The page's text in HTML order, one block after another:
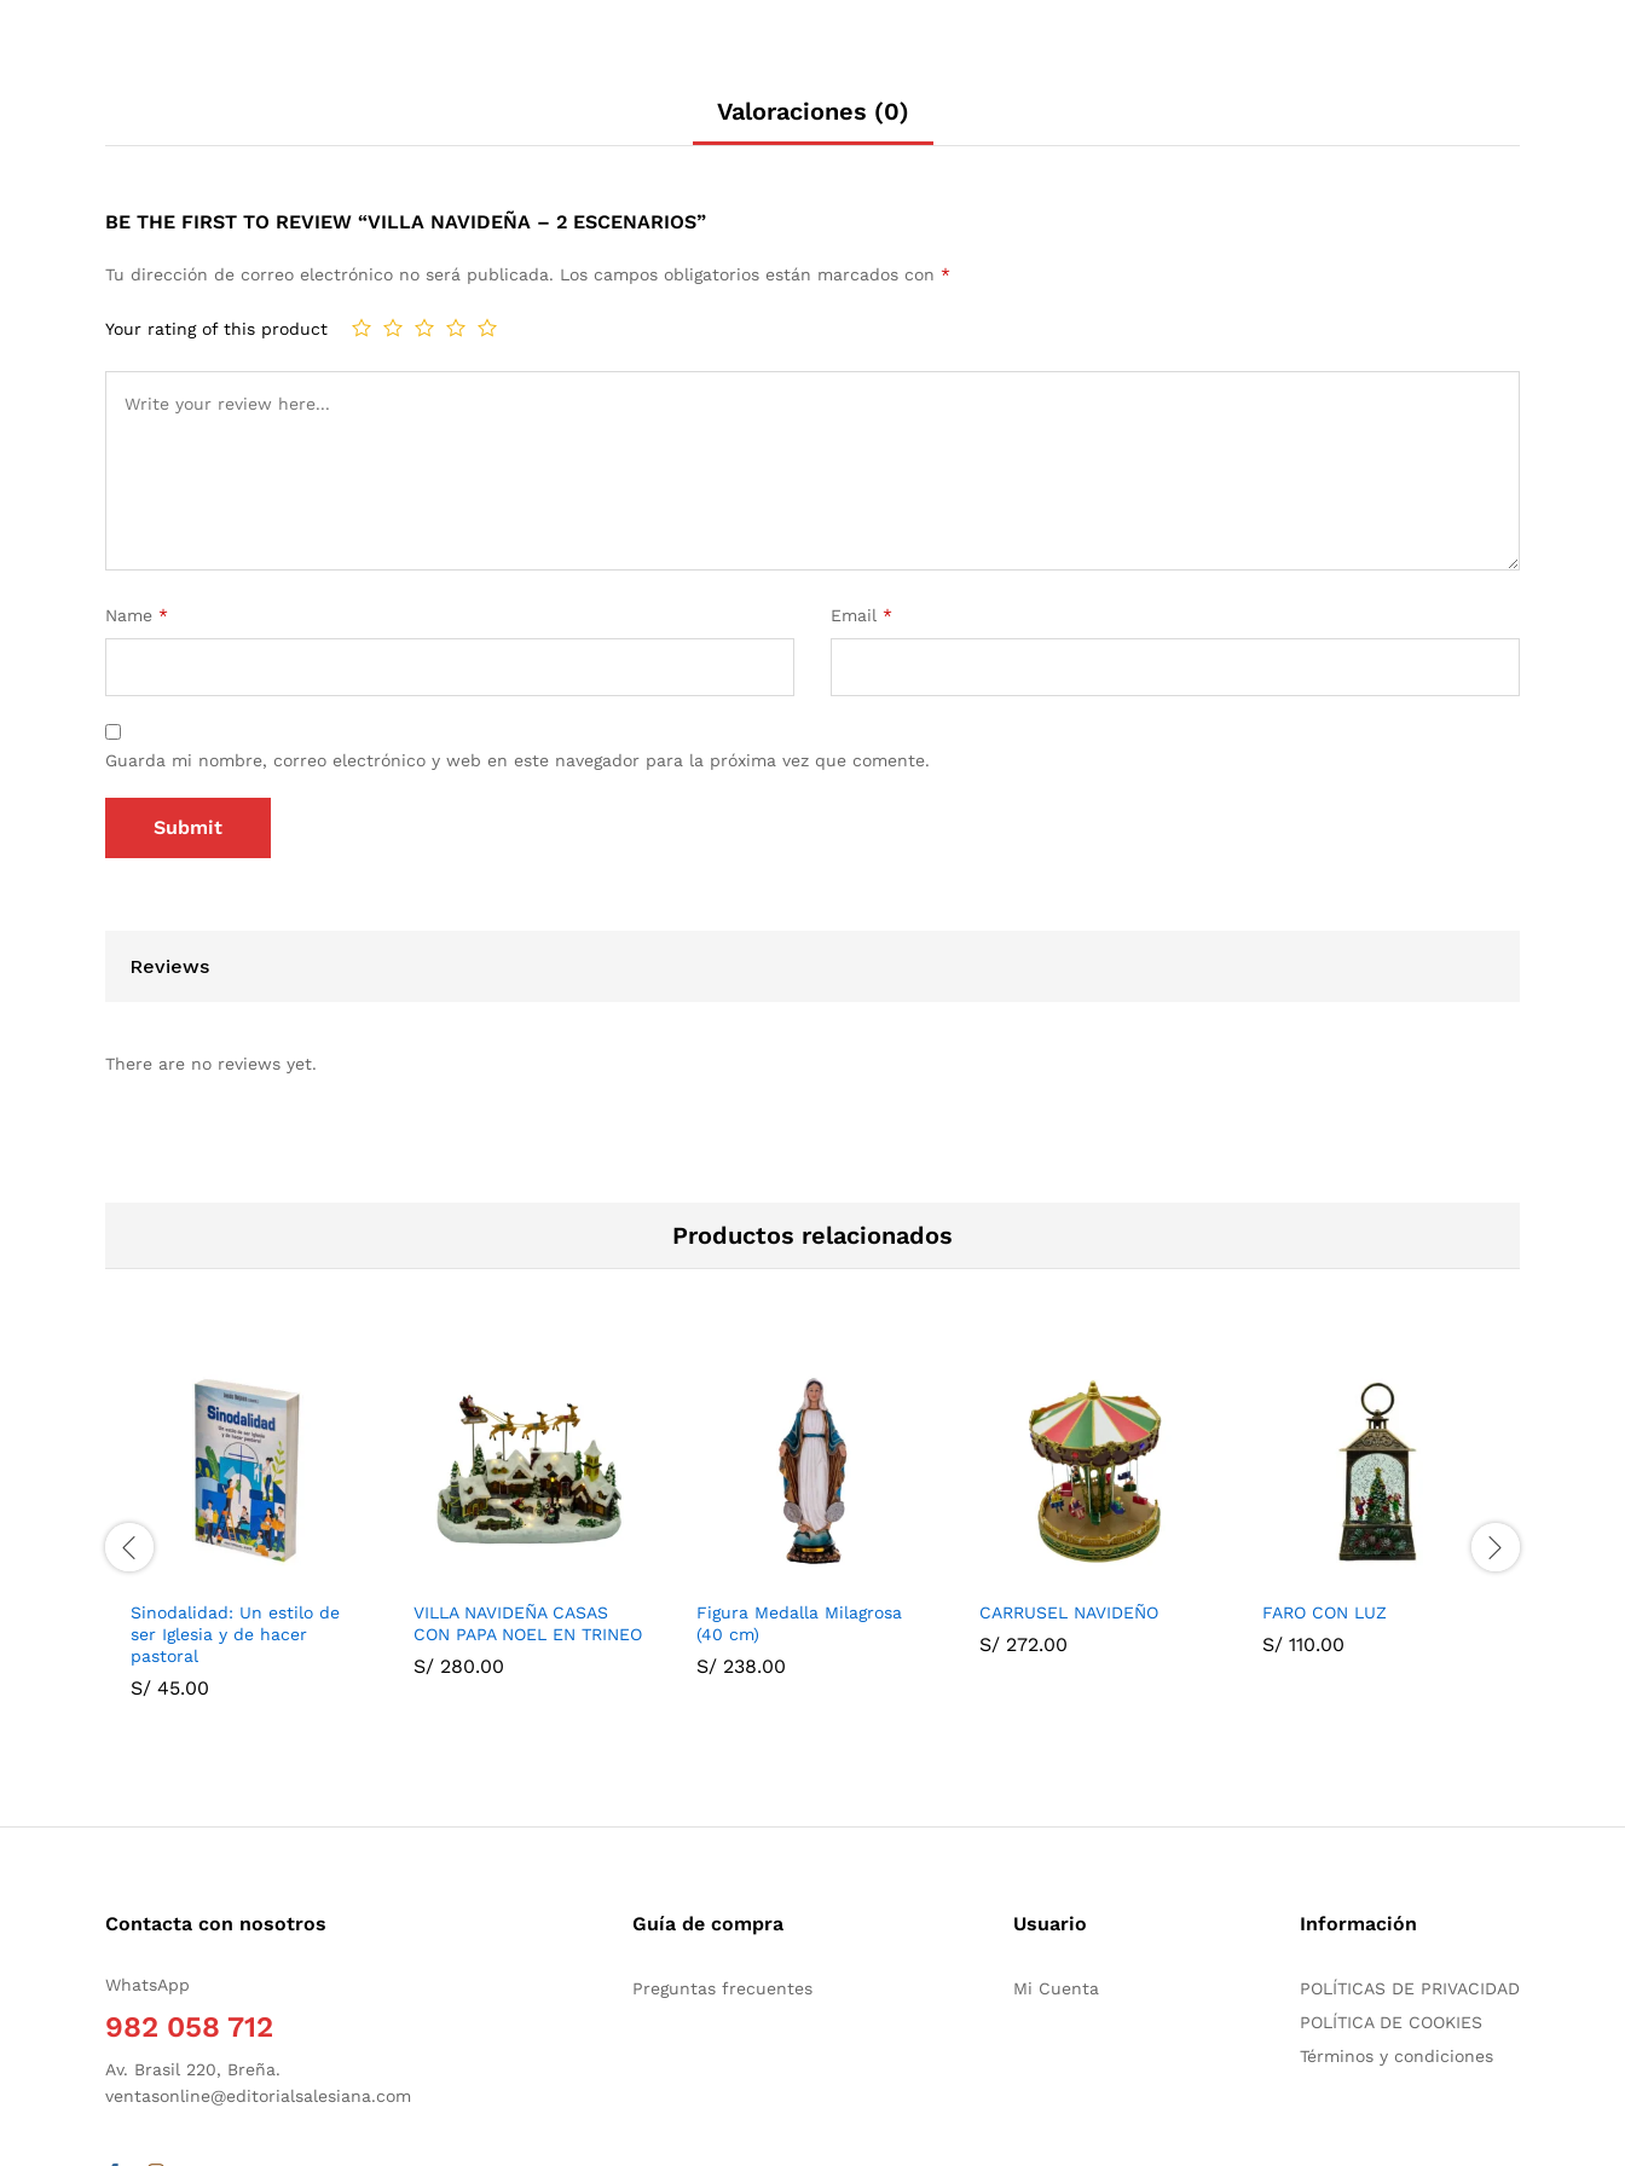
Valoraciones (0)
BE THE FIRST TO REVIEW “VILLA NAVIDEÑA – 2 ESCENARIOS”
Tu dirección de correo electrónico no será publicada. Los campos obligatorios están marcados con *
Your rating of this product
Name * Email *
Guarda mi nombre, correo electrónico y web en este navegador para la próxima vez que comente.
Reviews
There are no reviews yet.
Productos relacionados
Sinodalidad: Un estilo de
ser Iglesia y de hacer
pastoral
S/ 45.00
VILLA NAVIDEÑA CASAS
CON PAPA NOEL EN TRINEO
S/ 280.00
Figura Medalla Milagrosa
(40 cm)
S/ 238.00
CARRUSEL NAVIDEÑO
S/ 272.00
FARO CON LUZ
S/ 110.00
Contacta con nosotros
WhatsApp
982 058 712
Av. Brasil 220, Breña.
ventasonline@editorialsalesiana.com
Guía de compra
Preguntas frecuentes
Usuario
Mi Cuenta
Información
POLÍTICAS DE PRIVACIDAD
POLÍTICA DE COOKIES
Términos y condiciones